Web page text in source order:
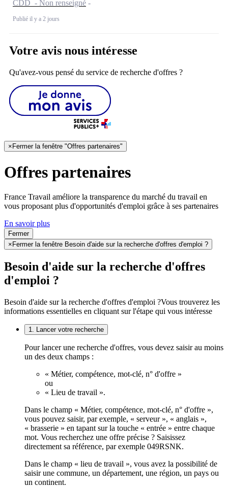
CDD - Non renseigné
Publié il y a 2 jours
Votre avis nous intéresse
Qu'avez-vous pensé du service de recherche d'offres ?
× Fermer la fenêtre "Offres partenaires"
Offres partenaires
France Travail améliore la transparence du marché du travail en
vous proposant plus d'opportunités d'emploi grâce à ses partenaires
En savoir plus
Fermer
× Fermer la fenêtre Besoin d'aide sur la recherche d'offres d'emploi ?
Besoin d'aide sur la recherche d'offres
d'emploi ?
Besoin d'aide sur la recherche d'offres d'emploi ?Vous trouverez les
informations essentielles en cliquant sur l'étape qui vous intéresse
1. Lancer votre recherche
Pour lancer une recherche d'offres, vous devez saisir au moins
un des deux champs :
« Métier, compétence, mot-clé, n° d'offre »
ou
« Lieu de travail ».
Dans le champ « Métier, compétence, mot-clé, n° d'offre »,
vous pouvez saisir, par exemple, « serveur », « anglais »,
« brasserie » en tapant sur la touche « entrée » entre chaque
mot. Vous recherchez une offre précise ? Saisissez
directement sa référence, par exemple 049RSNK.
Dans le champ « lieu de travail », vous avez la possibilité de
saisir une commune, un département, une région, un pays ou
un continent.